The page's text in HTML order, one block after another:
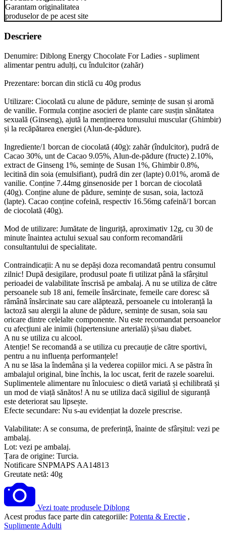
Garantam originalitatea
produselor de pe acest site
Descriere
Denumire: Diblong Energy Chocolate For Ladies - supliment
alimentar pentru adulți, cu îndulcitor (zahăr)
Prezentare: borcan din sticlă cu 40g produs
Utilizare: Ciocolată cu alune de pădure, semințe de susan și aromă
de vanilie. Formula conține asocieri de plante care susțin sănătatea
sexuală (Ginseng), ajută la menținerea tonusului muscular (Ghimbir)
și la recăpătarea energiei (Alun-de-pădure).
Ingrediente/1 borcan de ciocolată (40g): zahăr (îndulcitor), pudră de
Cacao 30%, unt de Cacao 9.05%, Alun-de-pădure (fructe) 2.10%,
extract de Ginseng 1%, semințe de Susan 1%, Ghimbir 0.8%,
lecitină din soia (emulsifiant), pudră din zer (lapte) 0.01%, aromă de
vanilie. Conține 7.44mg ginsenoside per 1 borcan de ciocolată
(40g). Conține alune de pădure, semințe de susan, soia, lactoză
(lapte). Cacao conține cofeină, respectiv 16.56mg cafeină/1 borcan
de ciocolată (40g).
Mod de utilizare: Jumătate de linguriță, aproximativ 12g, cu 30 de
minute înaintea actului sexual sau conform recomandării
consultantului de specialitate.
Contraindicații: A nu se depăși doza recomandată pentru consumul
zilnic! După desigilare, produsul poate fi utilizat până la sfârșitul
perioadei de valabilitate înscrisă pe ambalaj. A nu se utiliza de către
persoanele sub 18 ani, femeile însărcinate, femeile care doresc să
rămână însărcinate sau care alăptează, persoanele cu intoleranță la
lactoză sau alergii la alune de pădure, semințe de susan, soia sau
oricare dintre celelalte componente. Nu este recomandat persoanelor
cu afecțiuni ale inimii (hipertensiune arterială) și/sau diabet.
A nu se utiliza cu alcool.
Atenție! Se recomandă a se utiliza cu precauție de către sportivi,
pentru a nu influența performanțele!
A nu se lăsa la îndemâna și la vederea copiilor mici. A se păstra în
ambalajul original, bine închis, la loc uscat, ferit de razele soarelui.
Suplimentele alimentare nu înlocuiesc o dietă variată și echilibrată și
un mod de viață sănătos! A nu se utiliza dacă sigiliul de siguranță
este deteriorat sau lipsește.
Efecte secundare: Nu s-au evidențiat la dozele prescrise.
Valabilitate: A se consuma, de preferință, înainte de sfârșitul: vezi pe
ambalaj.
Lot: vezi pe ambalaj.
Țara de origine: Turcia.
Notificare SNPMAPS AA14813
Greutate netă: 40g
Vezi toate produsele Diblong
Acest produs face parte din categoriile: Potenta & Erectie ,
Suplimente Adulti